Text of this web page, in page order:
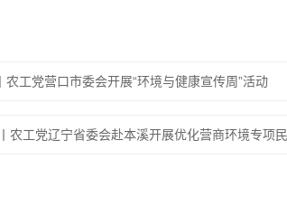
工党营口市委会开展“环境与健康宣传周”活动